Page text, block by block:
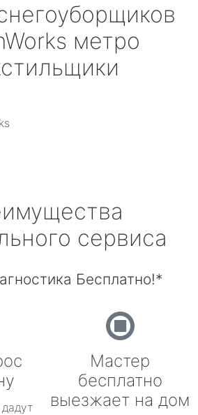
метро
сервиса
Бесплатно!*
Мастер
бесплатно
выезжает на дом